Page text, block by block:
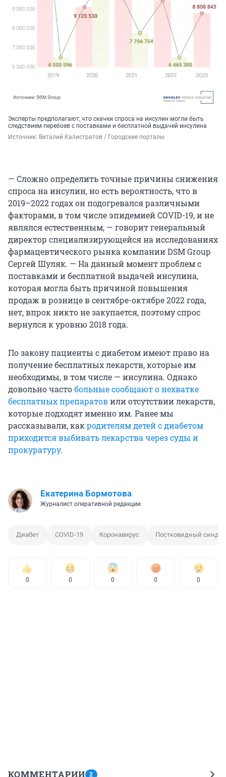
Эксперты предполагают, что скачки спроса на инсулин могли быть
следствием перебоев с поставками и бесплатной выдачей инсулина
Источник: Виталий Калистратов / Городские порталы
— Сложно определить точные причины снижения
спроса на инсулин, но есть вероятность, что в
2019–2022 годах он подогревался различными
факторами, в том числе эпидемией COVID-19, и не
являлся естественным, — говорит генеральный
директор специализирующейся на исследованиях
фармацевтического рынка компании DSM Group
Сергей Шуляк. — На данный момент проблем с
поставками и бесплатной выдачей инсулина,
которая могла быть причиной повышения
продаж в рознице в сентябре-октябре 2022 года,
нет, впрок никто не закупается, поэтому спрос
вернулся к уровню 2018 года.
По закону пациенты с диабетом имеют право на
получение бесплатных лекарств, которые им
необходимы, в том числе — инсулина. Однако
довольно частобольные сообщают о нехватке
бесплатных препаратовили отсутствии лекарств,
которые подходят именно им. Ранее мы
рассказывали, какродителям детей с диабетом
приходится выбивать лекарства через суды и
прокуратуру.
Екатерина Бормотова
Журналист оперативной редакции
Диабет COVID-19 Коронавирус Постковидный
0 0 0 0 0
КОММЕНТАРИИ 2